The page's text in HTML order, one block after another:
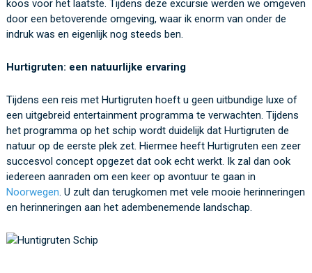
koos voor het laatste. Tijdens deze excursie werden we omgeven
door een betoverende omgeving, waar ik enorm van onder de
indruk was en eigenlijk nog steeds ben.
Hurtigruten: een natuurlijke ervaring
Tijdens een reis met Hurtigruten hoeft u geen uitbundige luxe of
een uitgebreid entertainment programma te verwachten. Tijdens
het programma op het schip wordt duidelijk dat Hurtigruten de
natuur op de eerste plek zet. Hiermee heeft Hurtigruten een zeer
succesvol concept opgezet dat ook echt werkt. Ik zal dan ook
iedereen aanraden om een keer op avontuur te gaan in
Noorwegen. U zult dan terugkomen met vele mooie herinneringen
en herinneringen aan het adembenemende landschap.